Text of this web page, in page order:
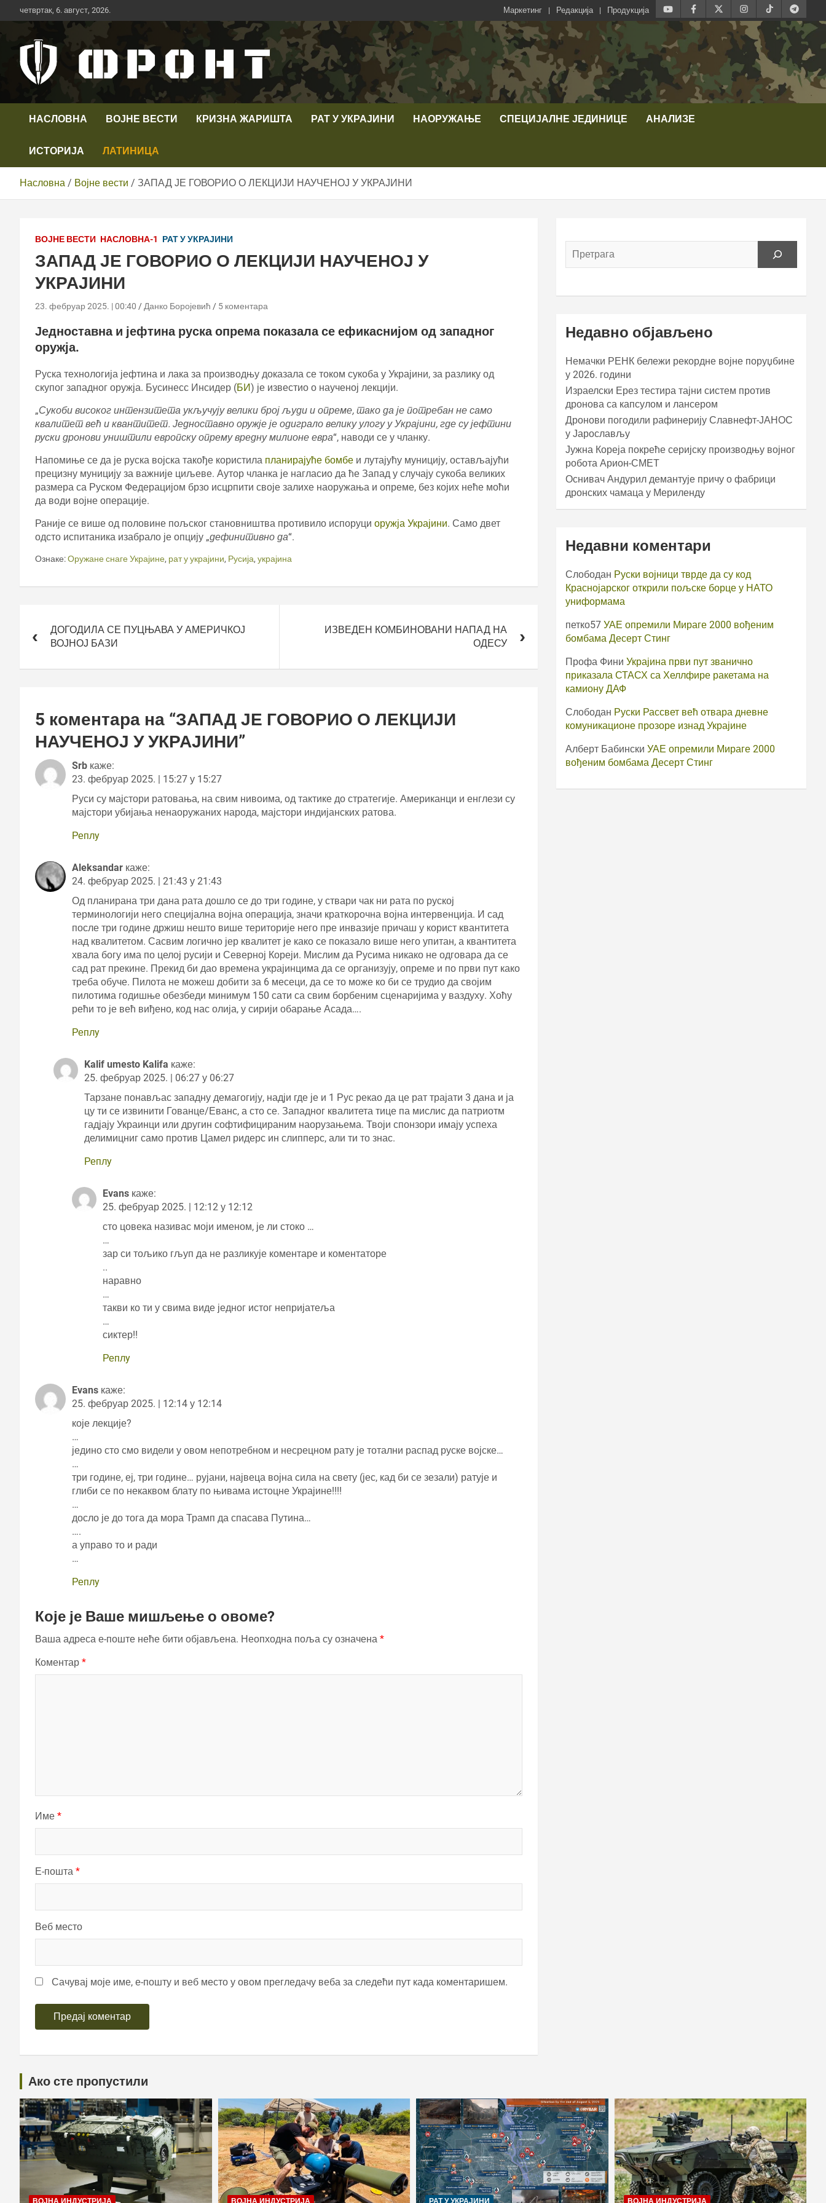
Скип
то
четвртак, 6. август, 2026. Маркетинг Редакција Продукција
Телевизија ФРОНТ
НАСЛОВНА ВОЈНЕ ВЕСТИ КРИЗНА ЖАРИШТА РАТ У УКРАЈИНИ НАОРУЖАЊЕ СПЕЦИЈАЛНЕ ЈЕДИНИЦЕ АНАЛИЗЕ
ИСТОРИЈА ЛАТИНИЦА
Насловна Војне вести ЗАПАД ЈЕ ГОВОРИО О ЛЕКЦИЈИ НАУЧЕНОЈ У УКРАЈИНИ
ВОЈНЕ ВЕСТИ НАСЛОВНА-1 РАТ У УКРАЈИНИ
ЗАПАД ЈЕ ГОВОРИО О ЛЕКЦИЈИ НАУЧЕНОЈ У
УКРАЈИНИ
23. фебруар 2025. | 00:40 Данко Боројевић 5 коментара
Једноставна и јефтина руска опрема показала се ефикаснијом од западног
оружја.
Руска технологија јефтина и лака за производњу доказала се током сукоба у Украјини, за разлику од
скупог западног оружја. Бусинесс Инсидер (БИ) је известио о наученој лекцији.
„Сукоби високог интензитета укључују велики број људи и опреме, тако да је потребан не само
квалитет већ и квантитет. Једноставно оружје је одиграло велику улогу у Украјини, где су јефтини
руски дронови уништили европску опрему вредну милионе евра“, наводи се у чланку.
Напомиње се да је руска војска такође користила планирајуће бомбе и лутајућу муницију, остављајући
прецизну муницију за важније циљеве. Аутор чланка је нагласио да ће Запад у случају сукоба великих
размера са Руском Федерацијом брзо исцрпити своје залихе наоружања и опреме, без којих неће моћи
да води војне операције.
Раније се више од половине пољског становништва противило испоруци оружја Украјини. Само двет
одсто испитаника изабрало је опцију „дефинитивно да“.
Ознаке:Оружане снаге Украјине, рат у украјини, Русија, украјина
чланкаДОГОДИЛА СЕ ПУЦЊАВА У АМЕРИЧКОЈ
ВОЈНОЈ БАЗИ
ИЗВЕДЕН КОМБИНОВАНИ НАПАД НА
ОДЕСУ
5 коментара на “ЗАПАД ЈЕ ГОВОРИО О ЛЕКЦИЈИ
НАУЧЕНОЈ У УКРАЈИНИ”
Srb каже:
23. фебруар 2025. | 15:27 у 15:27
Руси су мајстори ратовања, на свим нивоима, од тактике до стратегије. Американци и енглези су
мајстори убијања ненаоружаних народа, мајстори индијанских ратова.
Реплy
Aleksandar каже:
24. фебруар 2025. | 21:43 у 21:43
Од планирана три дана рата дошло се до три године, у ствари чак ни рата по руској
терминологији него специјална војна операција, значи краткорочна војна интервенција. И сад
после три године држиш нешто више територије него пре инвазије причаш у корист квантитета
над квалитетом. Сасвим логично јер квалитет је како се показало више него упитан, а квантитета
хвала богу има по целој русији и Северној Кореји. Мислим да Русима никако не одговара да се
сад рат прекине. Прекид би дао времена украјинцима да се организују, опреме и по први пут како
треба обуче. Пилота не можеш добити за 6 месеци, да се то може ко би се трудио да својим
пилотима годишње обезбеди минимум 150 сати са свим борбеним сценаријима у ваздуху. Хоћу
рећи то је већ виђено, код нас олија, у сирији обарање Асада….
Реплy
Kalif umesto Kalifa каже:
25. фебруар 2025. | 06:27 у 06:27
Тарзане понављас западну демагогију, надји где је и 1 Рус рекао да це рат трајати 3 дана и ја
цу ти се извинити Гованце/Еванс, а сто се. Западног квалитета тице па мислис да патриотм
гадјају Украинци или другин софтифицираним наорузањема. Твоји спонзори имају успеха
делимицниг само против Цамел ридерс ин слипперс, али ти то знас.
Реплy
Evans каже:
25. фебруар 2025. | 12:12 у 12:12
сто цовека називас моји именом, је ли стоко …
…
зар си тољико гљуп да не разликује коментаре и коментаторе
..
наравно
…
такви ко ти у свима виде једног истог непријатеља
…
сиктер!!
Реплy
Evans каже:
25. фебруар 2025. | 12:14 у 12:14
које лекције?
…
једино сто смо видели у овом непотребном и несрецном рату је тотални распад руске војске…
…
три године, еј, три године… рујани, највеца војна сила на свету (јес, кад би се зезали) ратује и
глиби се по некаквом блату по њивама истоцне Украјине!!!!
…
досло је до тога да мора Трамп да спасава Путина…
….
а управо то и ради
…
Реплy
Које је Ваше мишљење о овоме?
Ваша адреса е-поште неће бити објављена. Неопходна поља су означена *
Коментар *
Име *
Е-пошта *
Веб место
Сачувај моје име, е-пошту и веб место у овом прегледачу веба за следећи пут када коментаришем.
Недавно објављено
Немачки РЕНК бележи рекордне војне поруџбине
у 2026. години
Израелски Ерез тестира тајни систем против
дронова са капсулом и лансером
Дронови погодили рафинерију Славнефт-ЈАНОС
у Јарослављу
Јужна Кореја покреће серијску производњу војног
робота Арион-СМЕТ
Оснивач Андурил демантује причу о фабрици
дронских чамаца у Мериленду
Недавни коментари
Слободан Руски војници тврде да су код
Краснојарског открили пољске борце у НАТО
униформама
петко57 УАЕ опремили Мираге 2000 вођеним
бомбама Десерт Стинг
Профа Фини Украјина први пут званично
приказала СТАСХ са Хеллфире ракетама на
камиону ДАФ
Слободан Руски Рассвет већ отвара дневне
комуникационе прозоре изнад Украјине
Алберт Бабински УАЕ опремили Мираге 2000
вођеним бомбама Десерт Стинг
Ако сте пропустили